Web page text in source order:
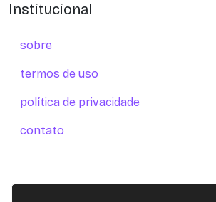
Institucional
sobre
termos de uso
política de privacidade
contato